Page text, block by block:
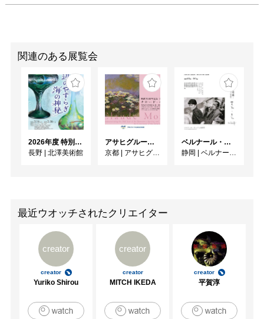
関連のある展覧会
2026年度 特別展「ガレとドーム、アール･ヌーヴォーのガラス 水辺のやすらぎ、海の神秘」
長野 | 北澤美術館
アサヒグループ大山崎山荘美術館 開館30周年記念展「没後100年 クロード・モネ」
京都 | アサヒグループ大山崎山荘美術館
ベルナール・ビュフェと写真 ーカメラがとらえたビュフェとその時代、そして21 世紀へ
静岡 | ベルナール・ビュフェ美術館
最近ウオッチされたクリエイター
creator
creator
Yuriko Shirou
creator
creator
MITCH IKEDA
creator
平賀淳